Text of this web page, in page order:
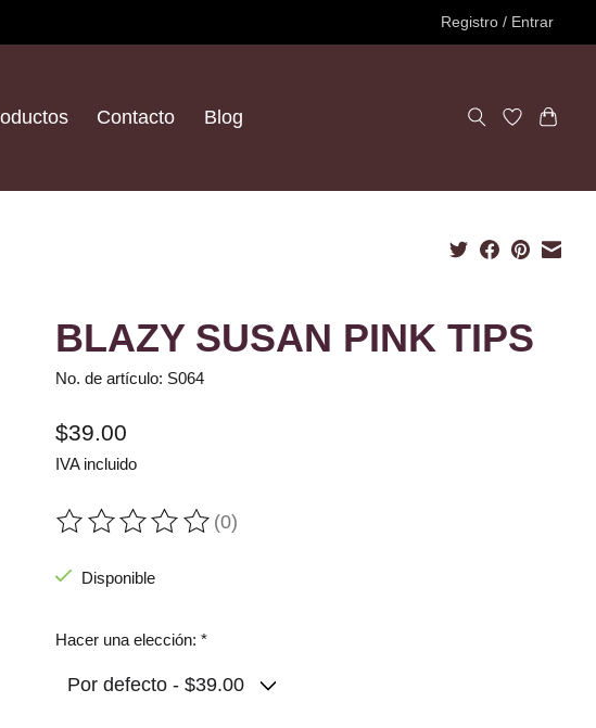
Registro / Entrar
Contacto Blog
BLAZY SUSAN PINK TIPS
No. de artículo: S064
$39.00
IVA incluido
The rating of this product is
(0)
Disponible
Hacer una elección: *